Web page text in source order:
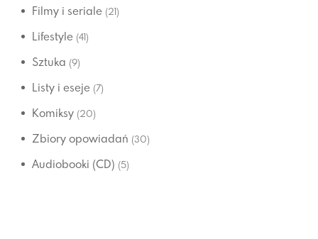
Filmy i seriale (21)
Lifestyle (41)
Sztuka (9)
Listy i eseje (7)
Komiksy (20)
Zbiory opowiadań (30)
Audiobooki (CD) (5)